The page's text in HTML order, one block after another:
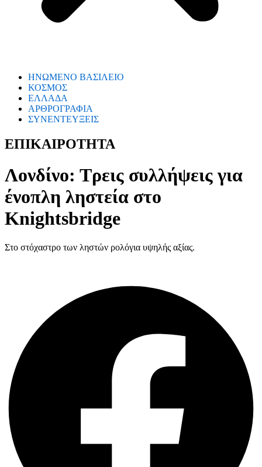
ΗΝΩΜΕΝΟ ΒΑΣΙΛΕΙΟ
ΚΟΣΜΟΣ
ΕΛΛΑΔΑ
ΑΡΘΡΟΓΡΑΦΙΑ
ΣΥΝΕΝΤΕΥΞΕΙΣ
ΕΠΙΚΑΙΡΟΤΗΤΑ
Λονδίνο: Τρεις συλλήψεις για
ένοπλη ληστεία στο
Knightsbridge
Στο στόχαστρο των ληστών ρολόγια υψηλής αξίας.